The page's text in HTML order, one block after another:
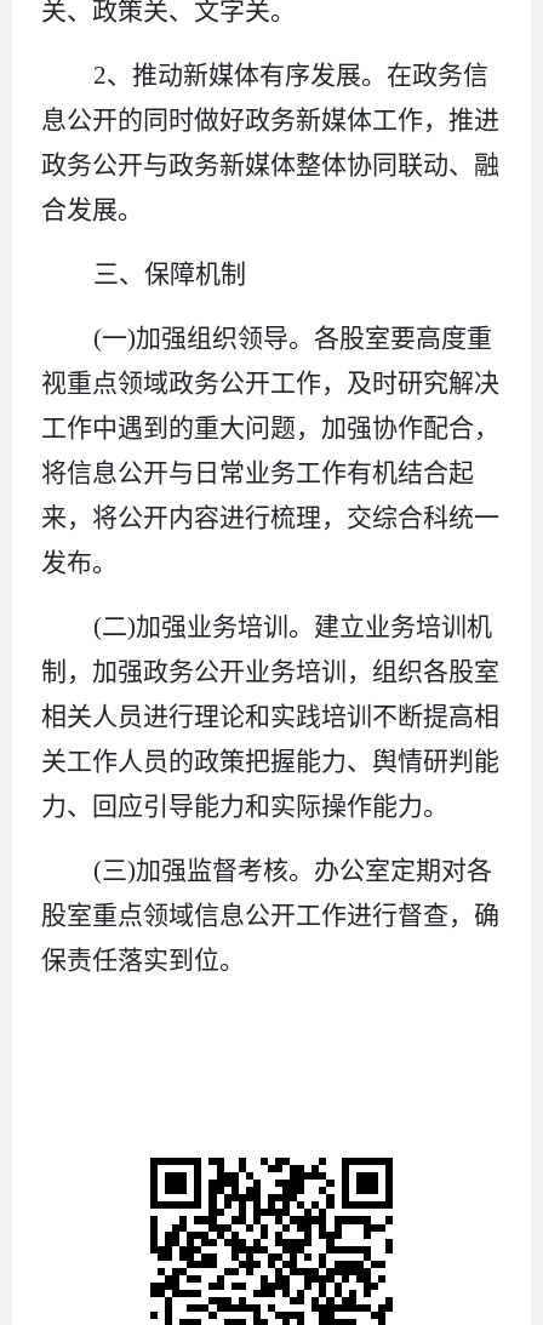
关、政策关、文字关。
2、推动新媒体有序发展。在政务信
息公开的同时做好政务新媒体工作，推进
政务公开与政务新媒体整体协同联动、融
合发展。
三、保障机制
(一)加强组织领导。 各股室要高度重
视重点领域政务公开工作，及时研究解决
工作中遇到的重大问题，加强协作配合，
将信息公开与日常业务工作有机结合起
来，将公开内容进行梳理，交综合科统一
发布。
(二)加强业务培训。 建立业务培训机
制，加强政务公开业务培训，组织各股室
相关人员进行理论和实践培训不断提高相
关工作人员的政策把握能力、舆情研判能
力、回应引导能力和实际操作能力。
(三)加强监督考核。 办公室定期对各
股室重点领域信息公开工作进行督查，确
保责任落实到位。